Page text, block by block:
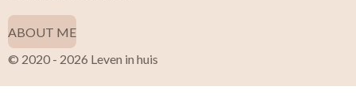
ABOUT ME
© 2020 - 2026 Leven in huis